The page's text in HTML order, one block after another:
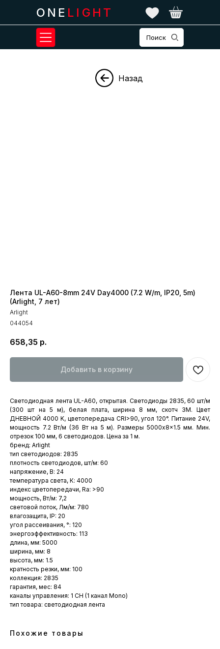
Поиск
ONE LIGHT
Назад
Лента UL-A60-8mm 24V Day4000 (7.2 W/m, IP20, 5m)
(Arlight, 7 лет)
Arlight
044054
658,35 р.
Добавить в корзину
Светодиодная лента UL-A60, открытая. Светодиоды 2835, 60 шт/м
(300 шт на 5 м), белая плата, ширина 8 мм, скотч 3M. Цвет
ДНЕВНОЙ 4000 K, цветопередача CRI>90, угол 120°. Питание 24V,
мощность 7.2 Вт/м (36 Вт на 5 м). Размеры 5000x8x1.5 мм. Мин.
отрезок 100 мм, 6 светодиодов. Цена за 1 м.
бренд: Arlight
тип светодиодов: 2835
плотность светодиодов, шт/м: 60
напряжение, В: 24
температура света, К: 4000
индекс цветопередачи, Ra: >90
мощность, Вт/м: 7,2
световой поток, Лм/м: 780
влагозащита, IP: 20
угол рассеивания, °: 120
энергоэффективность: 113
длина, мм: 5000
ширина, мм: 8
высота, мм: 1.5
кратность резки, мм: 100
коллекция: 2835
гарантия, мес: 84
каналы управления: 1 CH (1 канал Mono)
тип товара: светодиодная лента
Похожие товары